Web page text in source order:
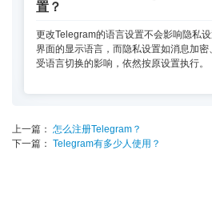
置？
更改Telegram的语言设置不会影响隐私
界面的显示语言，而隐私设置如消息加
受语言切换的影响，依然按原设置执行。
上一篇： 怎么注册Telegram？
下一篇： Telegram有多少人使用？